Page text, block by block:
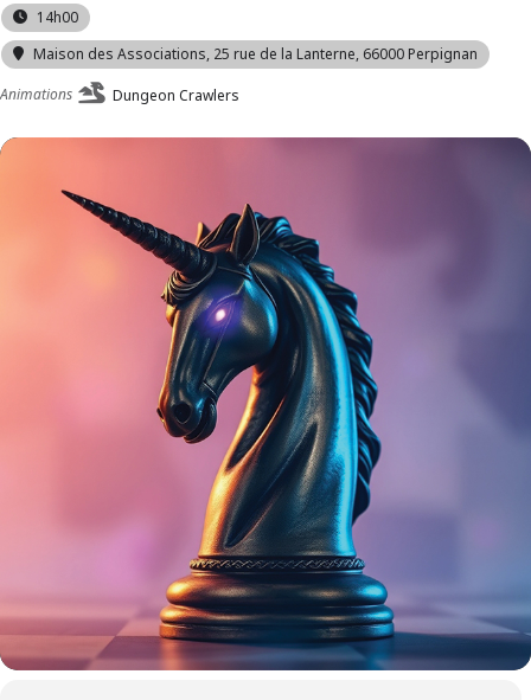
14h00
Maison des Associations, 25 rue de la Lanterne, 66000 Perpignan
Animations
Dungeon Crawlers